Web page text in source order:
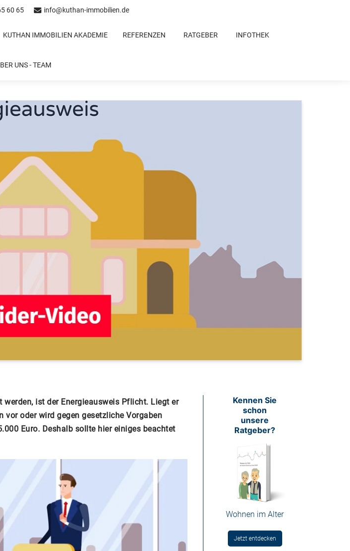
60 65 info@kuthan-immobilien.de
KUTHAN IMMOBILIEN AKADEMIE REFERENZEN RATGEBER INFOTHEK
UNS - TEAM zu beachten gibt
ist der Energieausweis Pflicht. Liegt er
oder wird gegen gesetzliche Vorgaben
Euro. Deshalb sollte hier einiges beachtet
Kennen Sie
schon
unsere
Ratgeber?
Wohnen im Alter
Jetzt entdecken